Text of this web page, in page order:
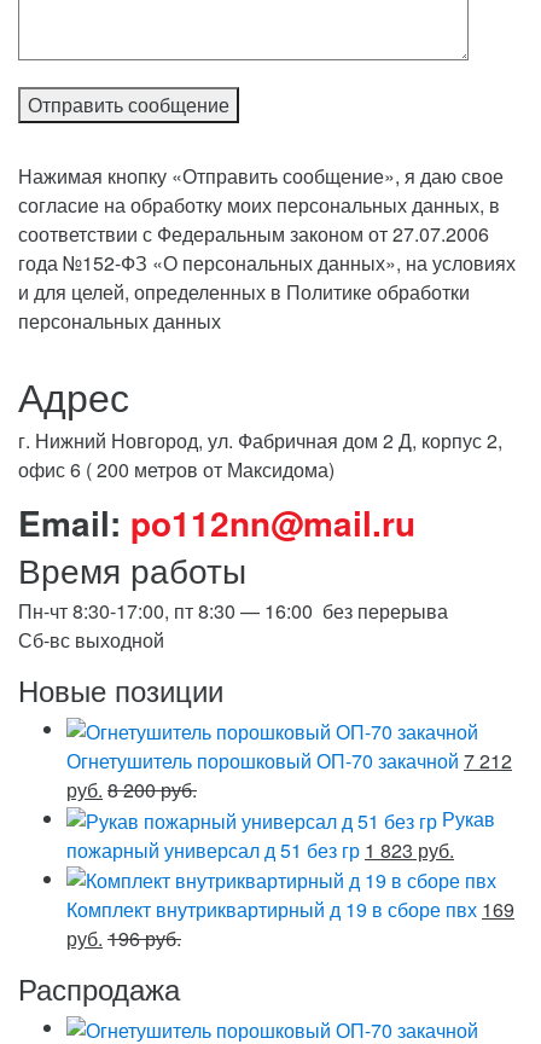
Нажимая кнопку «Отправить сообщение», я даю свое
согласие на обработку моих персональных данных, в
соответствии с Федеральным законом от 27.07.2006
года №152-ФЗ «О персональных данных», на условиях
и для целей, определенных в Политике обработки
персональных данных
Адрес
г. Нижний Новгород, ул. Фабричная дом 2 Д, корпус 2,
офис 6 ( 200 метров от Максидома)
Email: po112nn@mail.ru
Время работы
Пн-чт 8:30-17:00, пт 8:30 — 16:00 без перерыва
Сб-вс выходной
Новые позиции
Огнетушитель порошковый ОП-70 закачной 7 212
руб. 8 200 руб.
Рукав
пожарный универсал д 51 без гр 1 823 руб.
Комплект внутриквартирный д 19 в сборе пвх 169
руб. 196 руб.
Распродажа